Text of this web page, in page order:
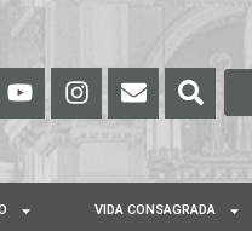
VIDA CONSAGRADA